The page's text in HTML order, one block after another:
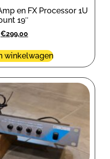
en FX Processor 1U
19″
€299,00
winkelwagen